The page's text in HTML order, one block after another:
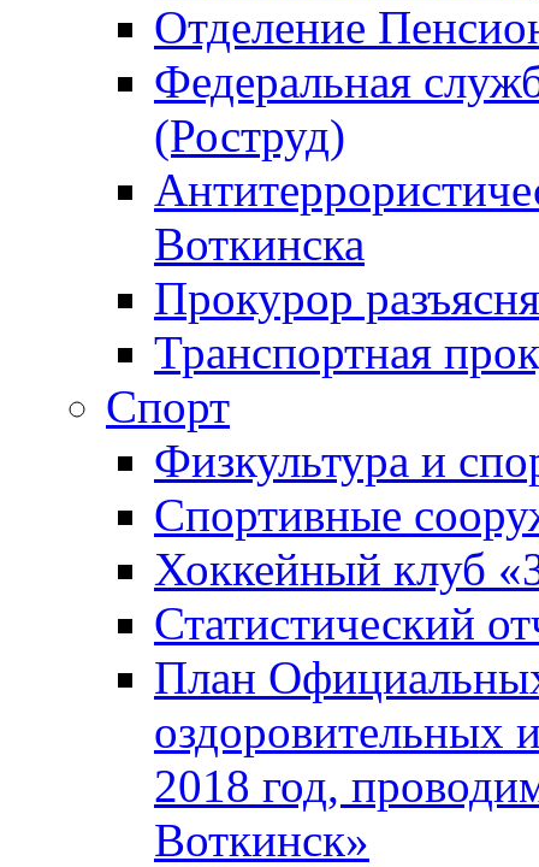
Отделение
Федеральная
(Роструд)
Воткинска
Прокурор
Транспортная
Спорт
Физкультура и
Спортивные
Хоккейный клуб
Статистический
План
оздоровительных
2018 год,
Воткинск»